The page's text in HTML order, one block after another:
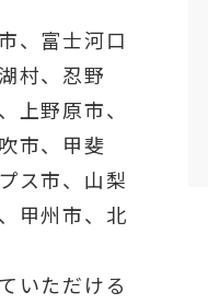
、 富士河口
村、忍野
上野原市、
市、甲斐
ス市、山梨
甲州市、北
いただける